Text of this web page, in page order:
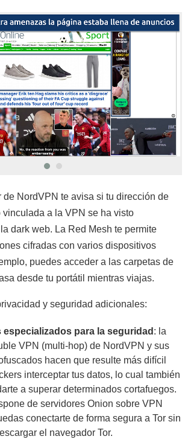
de NordVPN te avisa si tu dirección de
vinculada a la VPN se ha visto
dark web. La Red Mesh te permite
cifradas con varios dispositivos
puedes acceder a las carpetas de
desde tu portátil mientras viajas.
y seguridad adicionales:
especializados para la seguridad : la
VPN (multi-hop) de NordVPN y sus
hacen que resulte más difícil
interceptar tus datos, lo cual también
a superar determinados cortafuegos.
de servidores Onion sobre VPN
conectarte de forma segura a Tor sin
el navegador Tor.